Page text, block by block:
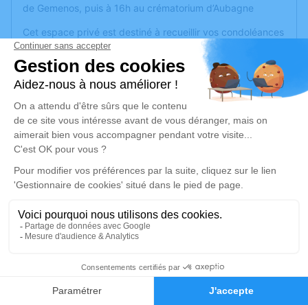
Faire-part Hommages
de Gemenos, puis à 16h au crématorium d’Aubagne
Cet espace privé est destiné à recueillir vos condoléances
ou le souvenir d’un moment passé.
Je rends hommage
Cérémonie religieuse
mardi 10 septembre 2024 à 14h20
13420 Gémenos
Je rends hommage
Cérémonie religieuse